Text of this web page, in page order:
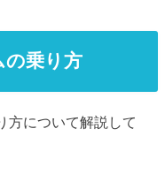
の乗り方
方について解説して